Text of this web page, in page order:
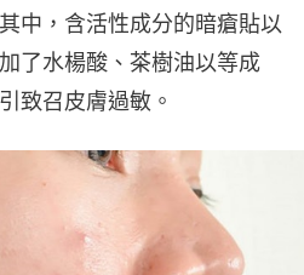
中，含活性成分的暗瘡貼以
了水楊酸、茶樹油以等成
致召皮膚過敏。